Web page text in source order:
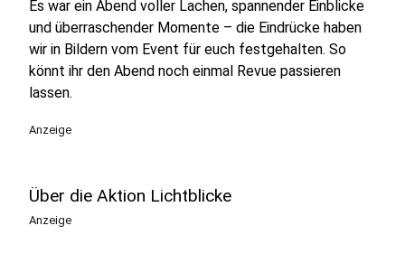
Es war ein Abend voller Lachen, spannender Einblicke
und überraschender Momente – die Eindrücke haben
wir in Bildern vom Event für euch festgehalten. So
könnt ihr den Abend noch einmal Revue passieren
lassen.
Anzeige
Über die Aktion Lichtblicke
Anzeige